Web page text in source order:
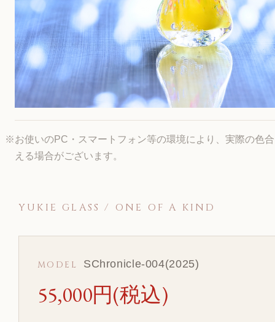
※お使いのPC・スマートフォン等の環境により、実際の色
える場合がございます。
YUKIE GLASS / ONE OF A KIND
MODEL SChronicle-004(2025)
55,000円(税込)